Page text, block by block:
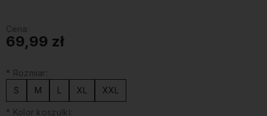
Cena:
69,99 zł
* Rozmiar:
S
M L XL XXL
* Kolor koszulki: